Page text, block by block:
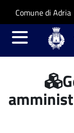
Salta al
Skip to
Comune di Adria